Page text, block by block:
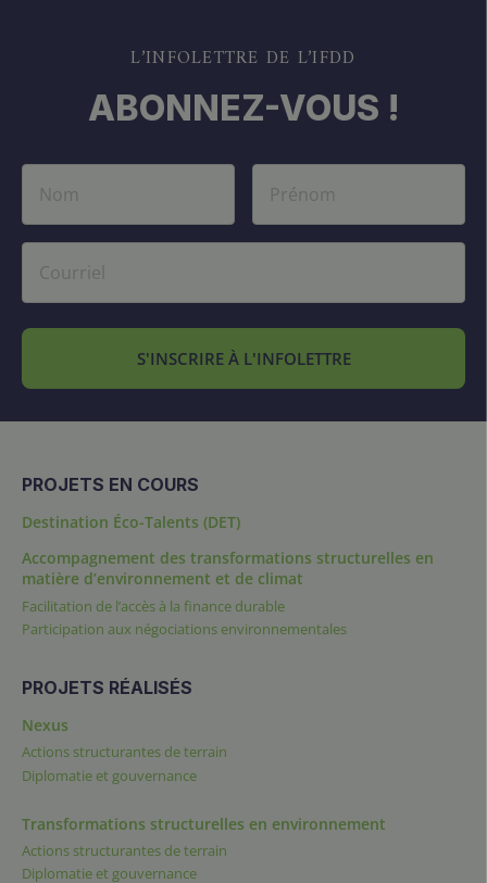
L’INFOLETTRE DE L’IFDD
ABONNEZ-VOUS !
S'INSCRIRE À L'INFOLETTRE
PROJETS EN COURS
Destination Éco-Talents (DET)
Accompagnement des transformations structurelles en
matière d’environnement et de climat
Facilitation de l’accès à la finance durable
Participation aux négociations environnementales
PROJETS RÉALISÉS
Nexus
Actions structurantes de terrain
Diplomatie et gouvernance
Transformations structurelles en environnement
Actions structurantes de terrain
Diplomatie et gouvernance